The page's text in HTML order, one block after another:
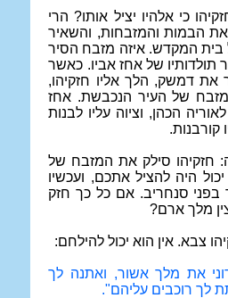
כי אלהיו יציל אותו? הרי
הבמות והמזבחות, והשאיר
המקדש. איזה מזבח הסיר
תולדותיו של אחז אביו. כאשר
דמשק, הלך אליו חזקיהו,
של העיר הנכבשת. אחז
הכהן, וציוה עליו לבנות
חזקיהו סילק את המזבח של
היה להציל אתכם, ועכשיו
בפני סנחריב. אם כל כך חזק
מלך ארם?
צבא. אין הוא יכול להילחם:
את מלך אשור, ואתנה לך
לך רוכבים עליהם".